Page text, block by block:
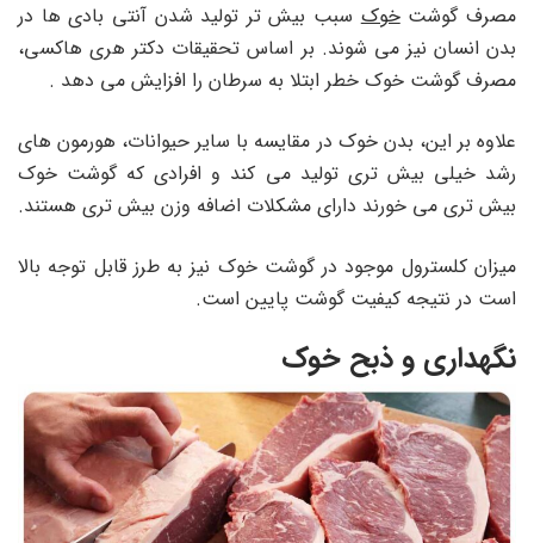
مصرف گوشتخوکسبب بیش تر تولید شدن آنتی بادی ها در
بدن انسان نیز می شوند. بر اساس تحقیقات دکتر هری هاکسی،
مصرف گوشت خوک خطر ابتلا به سرطان را افزایش می دهد .
علاوه بر این، بدن خوک در مقایسه با سایر حیوانات، هورمون های
رشد خیلی بیش تری تولید می کند و افرادی که گوشت خوک
بیش تری می خورند دارای مشکلات اضافه وزن بیش تری هستند.
میزان کلسترول موجود در گوشت خوک نیز به طرز قابل توجه بالا
است در نتیجه کیفیت گوشت پایین است.
نگهداری و ذبح خوک